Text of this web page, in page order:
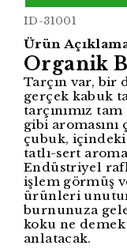
ID-31001
Ürün
Organik
Tarçın var, bir
gerçek kabuk
tarçınımız
gibi
çubuk, içindeki
tatlı-sert
Endüstriyel
işlem görmüş
ürünleri
burnunuza
koku ne
anlatacak.